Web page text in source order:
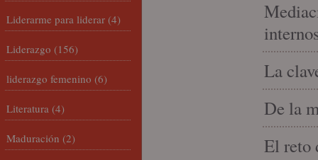
La
De la
El reto
Liderarme para liderar (4)
Liderazgo (156)
liderazgo femenino (6)
Literatura (4)
Maduración (2)